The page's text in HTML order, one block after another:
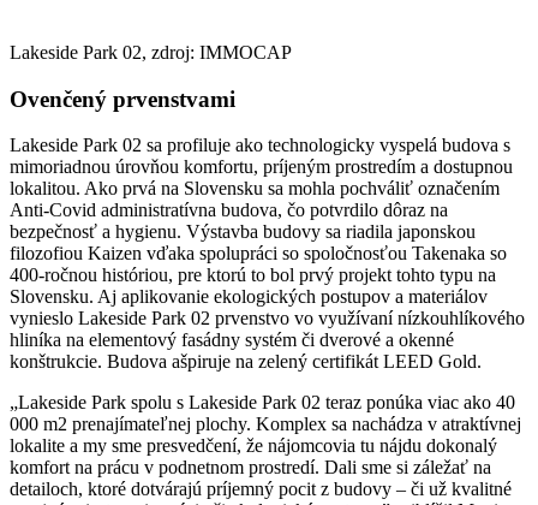
Lakeside Park 02, zdroj: IMMOCAP
Ovenčený prvenstvami
Lakeside Park 02 sa profiluje ako technologicky vyspelá budova s
mimoriadnou úrovňou komfortu, príjeným prostredím a dostupnou
lokalitou. Ako prvá na Slovensku sa mohla pochváliť označením
Anti-Covid administratívna budova, čo potvrdilo dôraz na
bezpečnosť a hygienu. Výstavba budovy sa riadila japonskou
filozofiou Kaizen vďaka spolupráci so spoločnosťou Takenaka so
400-ročnou históriou, pre ktorú to bol prvý projekt tohto typu na
Slovensku. Aj aplikovanie ekologických postupov a materiálov
vynieslo Lakeside Park 02 prvenstvo vo využívaní nízkouhlíkového
hliníka na elementový fasádny systém či dverové a okenné
konštrukcie. Budova ašpiruje na zelený certifikát LEED Gold.
„Lakeside Park spolu s Lakeside Park 02 teraz ponúka viac ako 40
000 m2 prenajímateľnej plochy. Komplex sa nachádza v atraktívnej
lokalite a my sme presvedčení, že nájomcovia tu nájdu dokonalý
komfort na prácu v podnetnom prostredí. Dali sme si záležať na
detailoch, ktoré dotvárajú príjemný pocit z budovy – či už kvalitné